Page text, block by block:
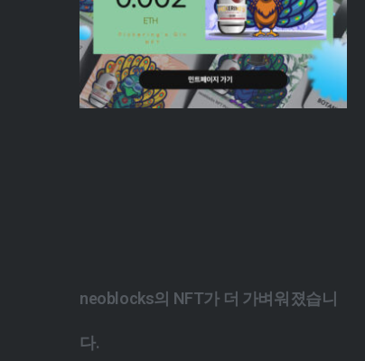
neoblocks의 NFT가 더 가벼워졌습니
다.